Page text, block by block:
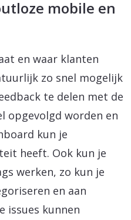
mobile en
en waar klanten
zo snel mogelijk
te delen met de
opgevolgd worden en
kun je
heeft. Ook kun je
werken, zo kun je
en aan
issues kunnen